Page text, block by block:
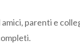
parenti e